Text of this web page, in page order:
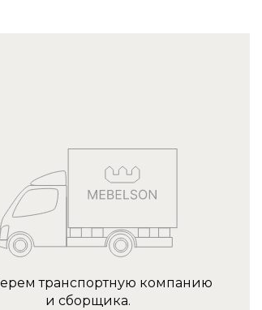
транспортную компанию
и сборщика.